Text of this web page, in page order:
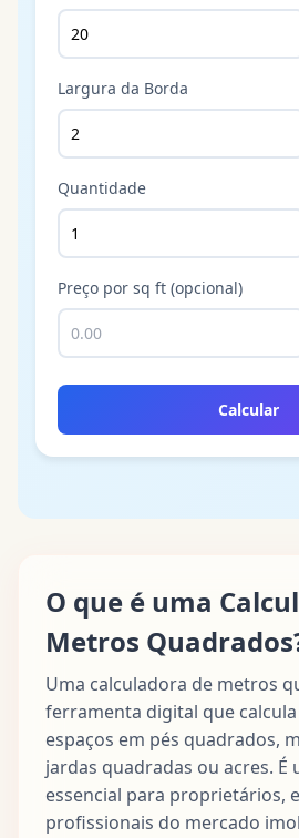
Largura da Borda
Quantidade
Preço por sq ft (opcional)
Calcular
O que é uma
Metros
Uma calculadora de metros
ferramenta digital que
espaços em pés quadrados,
jardas quadradas ou acres.
essencial para proprietários,
profissionais do mercado